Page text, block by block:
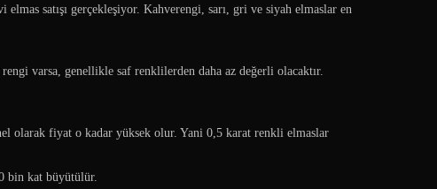
satışı gerçekleşiyor. Kahverengi, sarı, gri ve siyah elmaslar en
varsa, genellikle saf renklilerden daha az değerli olacaktır.
olarak fiyat o kadar yüksek olur. Yani 0,5 karat renkli elmaslar
bin kat büyütülür.